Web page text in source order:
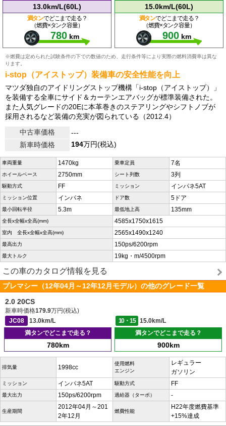
13.0km/L(60L)
満タンでどこまで走る？
（燃費×タンク容量）
780 km
15.0km/L(60L)
満タンでどこまで走る？
（燃費×タンク容量）
900 km
※燃費は定められた試験条件の下での数値のため、走行条件等により実際の燃料消費率は異な
ります。
i-stop（アイストップ）装備車の安全性能を向上
マツダ独自のアイドリングストップ機構「i-stop（アイストップ）」
を装備する全車にサイド＆カーテンエアバッグが標準装備された。
また人気グレードの20Eに本革巻きのステアリングやシフトノブが
採用されるなど装備の充実が図られている（2012.4）
中古車価格
---
新車時価格
194万円(税込)
車両重量 1470kg 乗車定員 7名
ホイールベース 2750mm シート列数 3列
駆動方式 FF ミッション インパネ5AT
ミッション位置 インパネ ドア数 5ドア
最小回転半径 5.3m 最低地上高 135mm
全長x全幅x全高(mm) 4585x1750x1615
室内 全長x全幅x全高(mm) 2565x1490x1240
最高出力 150ps/6200rpm
最大トルク 19kg・m/4500rpm
この車のカタログ情報を見る
プレマシー（12年04月～12年12月モデル）の他のグレード一覧
2.0 20CS
新車時価格179.9万円(税込)
JC08
13.0km/L 10・15
15.0km/L
満タンでどこまで走る？
780km
満タンでどこまで走る？
900km
排気量 1998cc
使用燃料
エンジン
レギュラー
ガソリン
ミッション インパネ5AT 駆動方式 FF
最大出力 150ps/6200rpm 過給器（ターボ） -
生産期間
2012年04月～201
2年12月
燃費性能
H22年度燃費基準
+15%達成